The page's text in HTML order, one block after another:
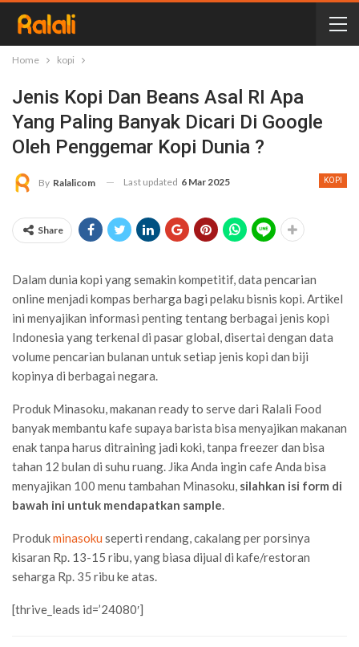
Home kopi
Jenis Kopi Dan Beans Asal RI Apa
Yang Paling Banyak Dicari Di Google
Oleh Penggemar Kopi Dunia ?
KOPI
By Ralalicom Last updated 6 Mar 2025
Share
Dalam dunia kopi yang semakin kompetitif, data pencarian
online menjadi kompas berharga bagi pelaku bisnis kopi. Artikel
ini menyajikan informasi penting tentang berbagai jenis kopi
Indonesia yang terkenal di pasar global, disertai dengan data
volume pencarian bulanan untuk setiap jenis kopi dan biji
kopinya di berbagai negara.
Produk Minasoku, makanan ready to serve dari Ralali Food
banyak membantu kafe supaya barista bisa menyajikan makanan
enak tanpa harus ditraining jadi koki, tanpa freezer dan bisa
tahan 12 bulan di suhu ruang. Jika Anda ingin cafe Anda bisa
menyajikan 100 menu tambahan Minasoku, silahkan isi form di
bawah ini untuk mendapatkan sample.
Produkminasoku seperti rendang, cakalang per porsinya
kisaran Rp. 13-15 ribu, yang biasa dijual di kafe/restoran
seharga Rp. 35 ribu ke atas.
[thrive_leads id=’24080′]